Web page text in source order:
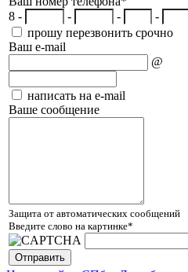
8 -
- -
-
прошу перезвонить срочно
Ваш e-mail
@
написать на e-mail
Ваше сообщение
Защита от автоматических сообщений
Введите слово на картинке*